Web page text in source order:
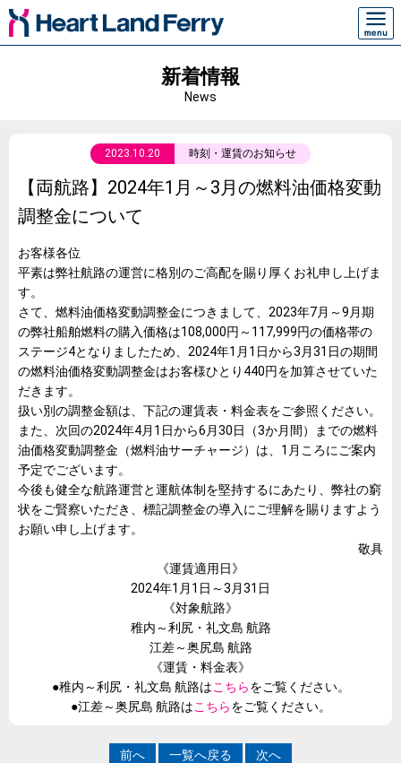
新着情報
News
2023.10.20 時刻・運賃のお知らせ
【両航路】2024年1月～3月の燃料油価格変動
調整金について
お客様各位
平素は弊社航路の運営に格別のご高配を賜り厚くお礼申し上げま
す。
さて、燃料油価格変動調整金につきまして、2023年7月～9月期
の弊社船舶燃料の購入価格は108,000円～117,999円の価格帯の
ステージ4となりましたため、2024年1月1日から3月31日の期間
の燃料油価格変動調整金はお客様ひとり440円を加算させていた
だきます。
扱い別の調整金額は、下記の運賃表・料金表をご参照ください。
また、次回の2024年4月 1 日から6月30日（3か月間）までの燃料
油価格変動調整金（燃料油サーチャージ）は、1月ころにご案内
予定でございます。
今後も健全な航路運営と運航体制を堅持するにあたり、弊社の窮
状をご賢察いただき、標記調整金の導入にご理解を賜りますよう
お願い申し上げます。
敬具
《運賃適用日》
2024年1月 1 日～3月31日
《対象航路》
稚内～利尻・礼文島 航路
江差～奥尻島 航路
《運賃・料金表》
●稚内～利尻・礼文島 航路はこちらをご覧ください。
●江差～奥尻島 航路はこちらをご覧ください。
前へ 一覧へ戻る 次へ